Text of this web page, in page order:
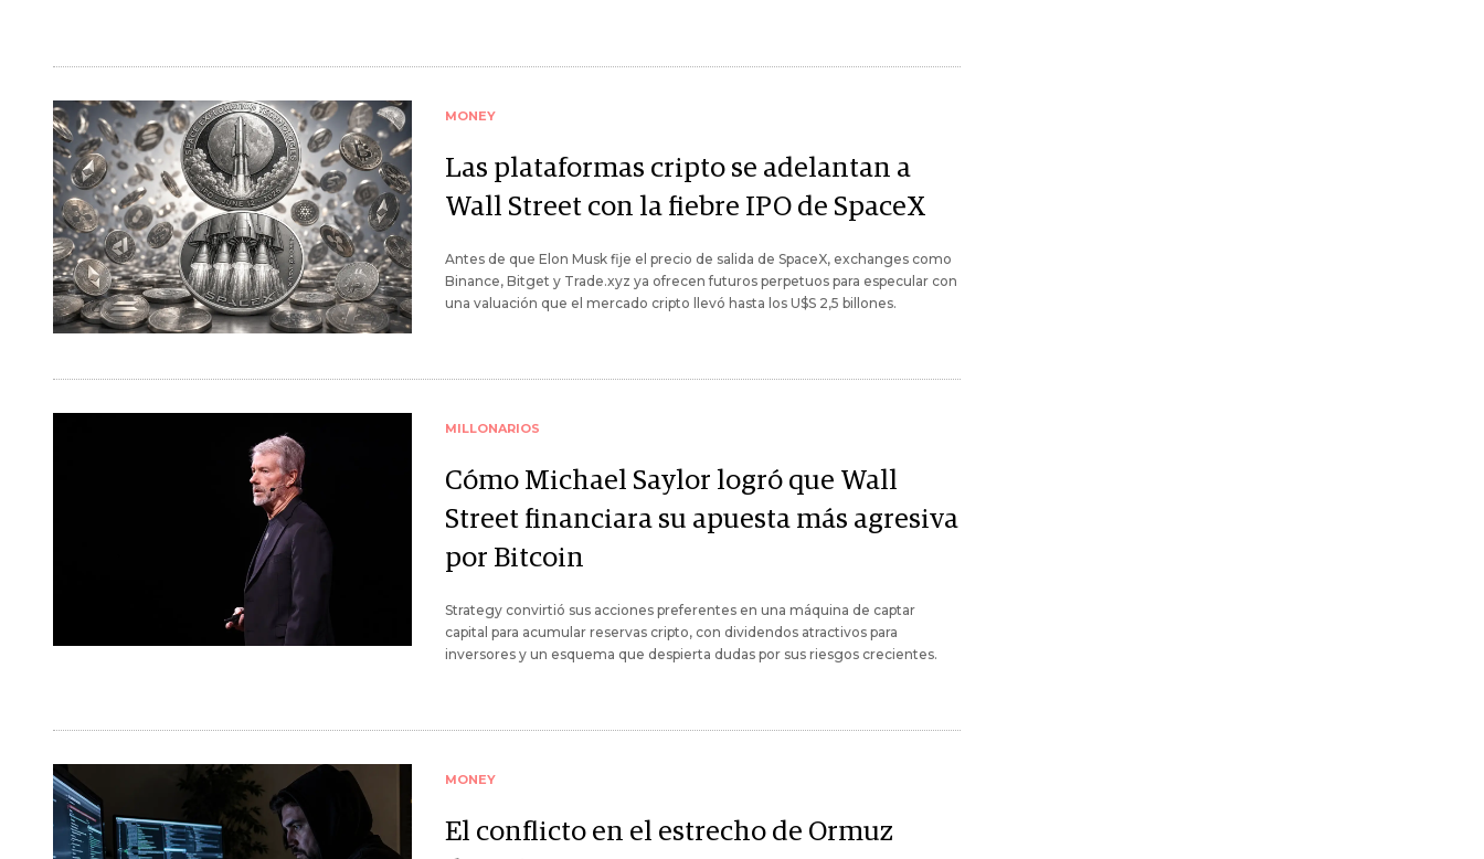
MONEY
Las plataformas cripto se adelantan a
Wall Street con la fiebre IPO de SpaceX
Antes de que Elon Musk fije el precio de salida de SpaceX, exchanges como
Binance, Bitget y Trade.xyz ya ofrecen futuros perpetuos para especular con
una valuación que el mercado cripto llevó hasta los U$S 2,5 billones.
MILLONARIOS
Cómo Michael Saylor logró que Wall
Street financiara su apuesta más agresiva
por Bitcoin
Strategy convirtió sus acciones preferentes en una máquina de captar
capital para acumular reservas cripto, con dividendos atractivos para
inversores y un esquema que despierta dudas por sus riesgos crecientes.
MONEY
El conflicto en el estrecho de Ormuz